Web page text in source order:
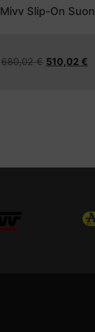
Mivv Slip-On
680,02€ 510,02 €